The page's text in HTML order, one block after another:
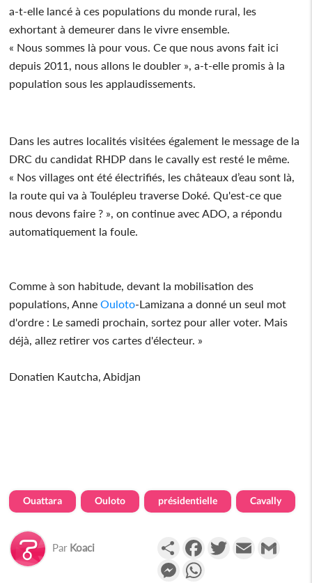
a-t-elle lancé à ces populations du monde rural, les
exhortant à demeurer dans le vivre ensemble.
« Nous sommes là pour vous. Ce que nous avons fait ici
depuis 2011, nous allons le doubler », a-t-elle promis à la
population sous les applaudissements.
Dans les autres localités visitées également le message de la
DRC du candidat RHDP dans le cavally est resté le même.
« Nos villages ont été électrifiés, les châteaux d’eau sont là,
la route qui va à Toulépleu traverse Doké. Qu'est-ce que
nous devons faire ? », on continue avec ADO, a répondu
automatiquement la foule.
Comme à son habitude, devant la mobilisation des
populations, AnneOuloto-Lamizana a donné un seul mot
d'ordre : Le samedi prochain, sortez pour aller voter. Mais
déjà, allez retirer vos cartes d'électeur. »
Donatien Kautcha, Abidjan
Ouattara Ouloto présidentielle Cavally
Par Koaci PartagerFacebookTwitterEmail
Messenger